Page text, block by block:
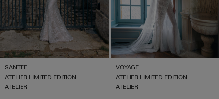
SANTEE
ATELIER LIMITED EDITION
ATELIER
VOYAGE
ATELIER LIMITED EDITION
ATELIER